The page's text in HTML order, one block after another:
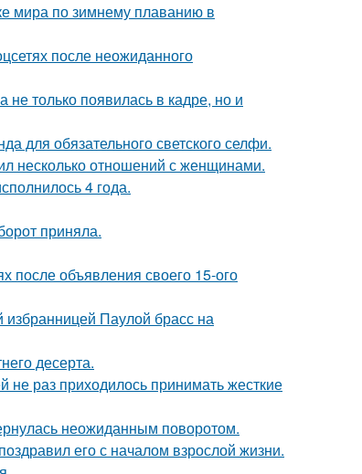
мира по зимнему плаванию в
после неожиданного
не только появилась в кадре, но и
для обязательного светского селфи.
несколько отношений с женщинами.
4 года.
приняла.
после объявления своего 15-ого
Паулой брасс на
десерта.
не раз приходилось принимать жесткие
неожиданным поворотом.
его с началом взрослой жизни.